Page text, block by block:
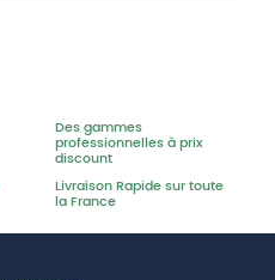
Des gammes
professionnelles à prix
discount
Livraison Rapide sur toute
la France